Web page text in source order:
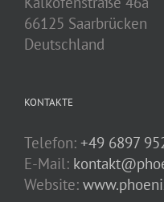
66125 Saarbrücken
Deutschland
KONTAKTE
Telefon: +49 6897
E-Mail:
Website: